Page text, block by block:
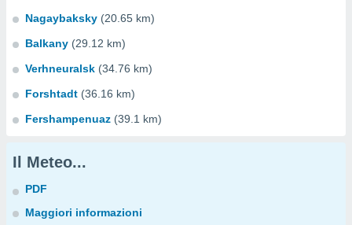
Nagaybaksky (20.65 km)
Balkany (29.12 km)
Verhneuralsk (34.76 km)
Forshtadt (36.16 km)
Fershampenuaz (39.1 km)
Il Meteo...
PDF
Maggiori informazioni